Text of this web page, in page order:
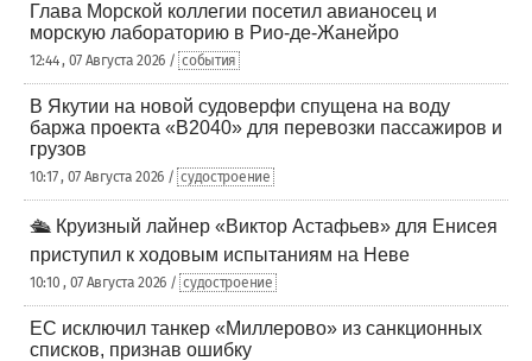
Глава Морской коллегии посетил авианосец и
морскую лабораторию в Рио-де-Жанейро
12:44 , 07 Августа 2026 / события
В Якутии на новой судоверфи спущена на воду
баржа проекта «В2040» для перевозки пассажиров и
грузов
10:17 , 07 Августа 2026 / судостроение
🛳️ Круизный лайнер «Виктор Астафьев» для Енисея
приступил к ходовым испытаниям на Неве
10:10 , 07 Августа 2026 / судостроение
ЕС исключил танкер «Миллерово» из санкционных
списков, признав ошибку